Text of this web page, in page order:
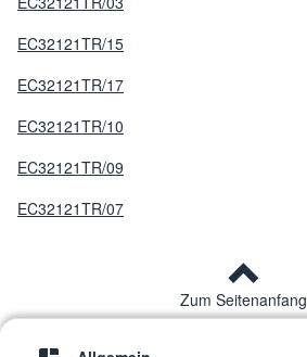
EC32121TR/15
EC32121TR/17
EC32121TR/10
EC32121TR/09
EC32121TR/07
Zum Seitenanfang